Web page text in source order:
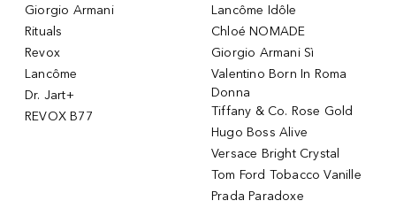
Giorgio Armani
Rituals
Revox
Lancôme
Dr. Jart+
REVOX B77
Lancôme Idôle
Chloé NOMADE
Giorgio Armani Sì
Valentino Born In Roma
Donna
Tiffany & Co. Rose Gold
Hugo Boss Alive
Versace Bright Crystal
Tom Ford Tobacco Vanille
Prada Paradoxe